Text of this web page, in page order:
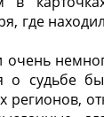
где
очень
о судьбе
регионов,